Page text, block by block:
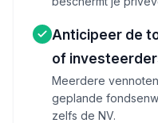
Anticipeer de
of
Meerdere
geplande
zelfs de NV.